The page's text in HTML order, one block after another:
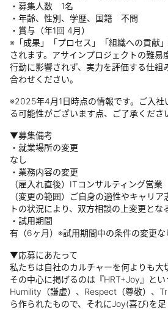
・募集人数 1名
・年齢、性別、学歴、国籍 不問
・賞与（年1回 4月）
※「成果」「プロセス」「組織への貢献
されます。アサインプロジェクトの難易
行動に影響されず、実力を評価する仕組
合わせください｡
※2025年4月1日時点の情報です。ご入社
る可能性がございます点、ご了承くださ
▼募集備考
・就業場所の変更
なし
・業務内容の変更
（雇入れ直後）ITコンサルティング営業
（変更の範囲）ご自身の適性やキャリ
トの状況により、双方相談の上変更とな
・試用期間
有（6ヶ月）※試用期間中の条件の変更な
▼応募にあたって
私たちは自社のカルチャーを何よりも大
その中心に掲げるのは『HRT+Joy』とい
Humility（謙虚）、Respect（尊敬）、
ら作られたもので、それにJoy(喜び)を